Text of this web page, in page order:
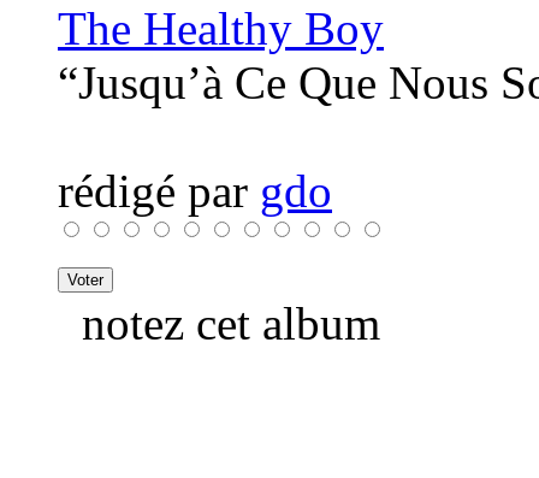
The Healthy Boy
“Jusqu’à Ce Que Nous
rédigé par gdo
notez cet album